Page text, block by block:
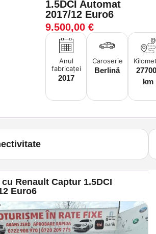
1.5DCI Automat
2017/12 Euro6
9.500,00€
Anul
fabricaței
2017
Caroserie
Berlină
km
Renault Captur 1.5DCI
Euro6